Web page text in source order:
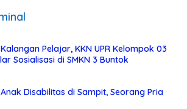
Pelajar, KKN UPR Kelompok 03
Sosialisasi di SMKN 3 Buntok
Disabilitas di Sampit, Seorang Pria